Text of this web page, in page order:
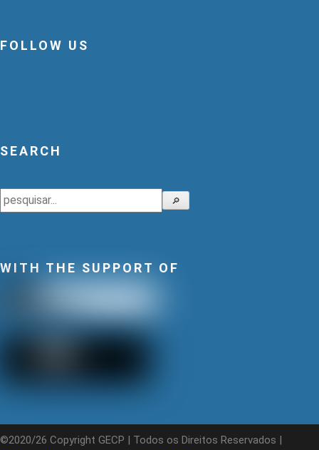
FOLLOW US
SEARCH
Search 🔎
WITH THE SUPPORT OF
©2020/26 Copyright GECP | Todos os Direitos Reservados |